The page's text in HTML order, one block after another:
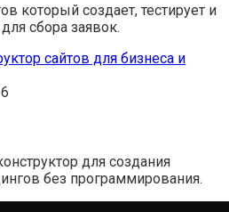
который создает, тестирует и
сбора заявок.
для создания
без программирования.